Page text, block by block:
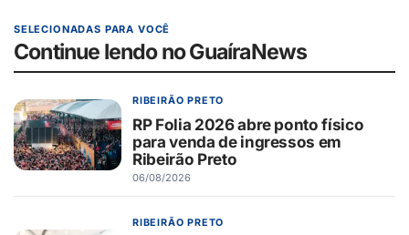
SELECIONADAS PARA VOCÊ
Continue lendo no GuaíraNews
RIBEIRÃO PRETO
RP Folia 2026 abre ponto físico
para venda de ingressos em
Ribeirão Preto
06/08/2026
RIBEIRÃO PRETO